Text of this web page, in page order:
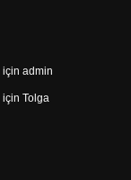
için admin
için Tolga